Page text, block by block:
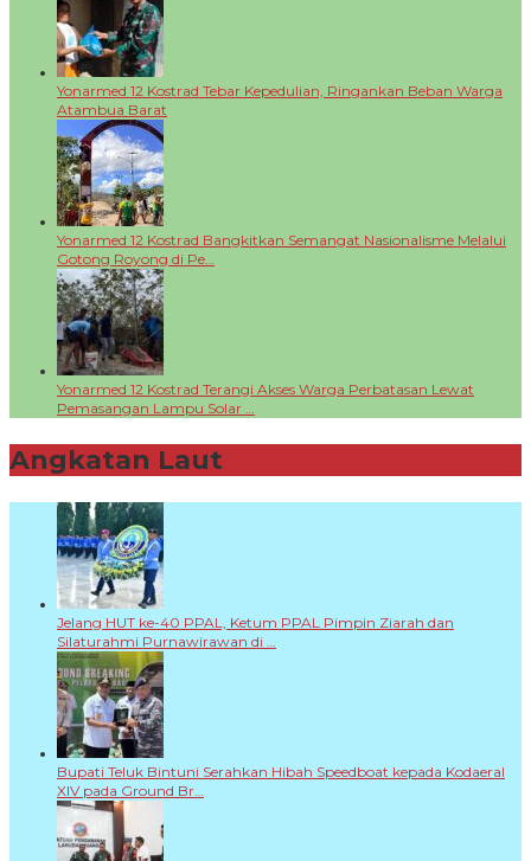
Yonarmed 12 Kostrad Tebar Kepedulian, Ringankan Beban Warga
Atambua Barat
Yonarmed 12 Kostrad Bangkitkan Semangat Nasionalisme Melalui
Gotong Royong di Pe…
Yonarmed 12 Kostrad Terangi Akses Warga Perbatasan Lewat
Pemasangan Lampu Solar …
Angkatan Laut
Jelang HUT ke-40 PPAL, Ketum PPAL Pimpin Ziarah dan
Silaturahmi Purnawirawan di …
Bupati Teluk Bintuni Serahkan Hibah Speedboat kepada Kodaeral
XIV pada Ground Br…